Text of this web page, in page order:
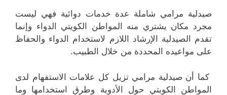
صيدلية مرامي شاملة عدة خدمات دوائية فهي ليست
مجرد مكان يشتري منه المواطن الكويتي الدواء وإنما
تقدم الصيدلية الإرشاد اللازم لاستخدام الدواء والحفاظ
على مواعيده المحددة من خلال الطبيب.
كما أن صيدلية مرامي تزيل كل علامات الاستفهام لدى
المواطن الكويتي حول الأدوية وطرق استخدامها وما